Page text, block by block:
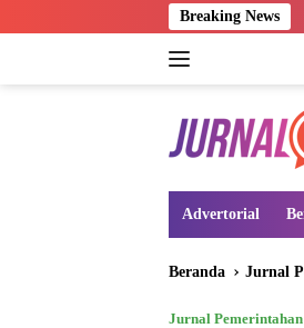
ke
Breaking News
Advertorial
Beranda Jurnal
Jurnal Pemerintahan